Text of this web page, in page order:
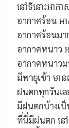
នៅទីនោះអាកា
อากาศร้อน អា
อากาศร้อนมา
อากาศหนาว
อากาศหนาวม
มีพายุเข้า មា
ฝนตกทุกวันเล
มีฝนตกบ้างเ
ที่นี่มีฝนตก នៅ